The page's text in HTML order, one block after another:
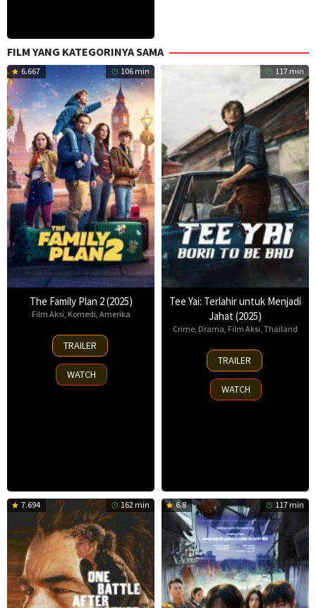
FILM YANG KATEGORINYA SAMA
6.667 106 min
The Family Plan 2 (2025)
Film Aksi, Komedi, Amerika
11
Nov
2025
TRAILER
WATCH
117 min
Tee Yai: Terlahir untuk Menjadi
Jahat (2025)
Crime, Drama, Film Aksi, Thailand
13
Nov
2025
TRAILER
WATCH
7.694 162 min 6.8 117 min